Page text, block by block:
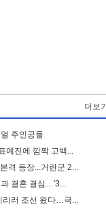
더보기
주인공들
예진에 깜짝 고백...
격 등장...거란군 2...
결혼 결심…'3...
리러 조선 왔다…극...